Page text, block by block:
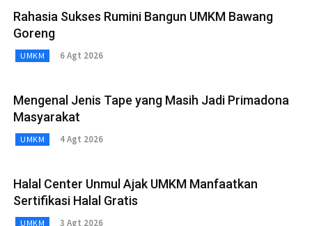
Rahasia Sukses Rumini Bangun UMKM Bawang
Goreng
UMKM 6 Agt 2026
Mengenal Jenis Tape yang Masih Jadi Primadona
Masyarakat
UMKM 4 Agt 2026
Halal Center Unmul Ajak UMKM Manfaatkan
Sertifikasi Halal Gratis
UMKM 3 Agt 2026